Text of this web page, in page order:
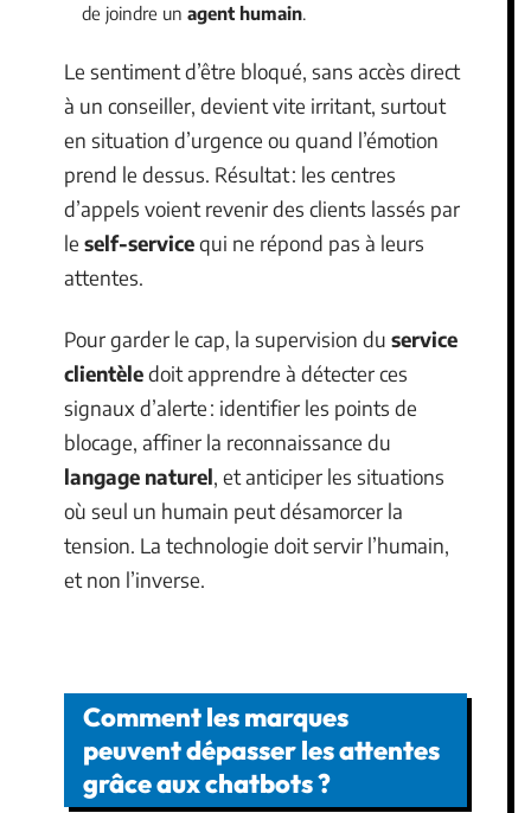
de joindre un agent humain
Le sentiment d’être bloqué, sans accès direct
à un conseiller, devient vite irritant, surtout
en situation d’urgence ou quand l’émotion
prend le dessus. Résultat : les centres
d’appels voient revenir des clients lassés par
le self-servicequi ne répond pas à leurs
attentes.
Pour garder le cap, la supervision du service
clientèledoit apprendre à détecter ces
signaux d’alerte : identifier les points de
blocage, affiner la reconnaissance du
langage naturel, et anticiper les situations
où seul un humain peut désamorcer la
tension. La technologie doit servir l’humain,
et non l’inverse.
Comment les marques
peuvent dépasser les attentes
grâce aux chatbots ?